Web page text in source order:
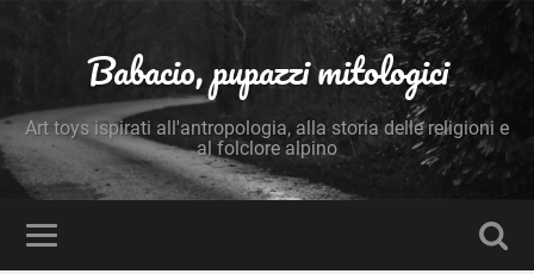
Babacio, pupazzi mitologici
Art toys ispirati all'antropologia, alla storia delle religioni e
al folclore alpino